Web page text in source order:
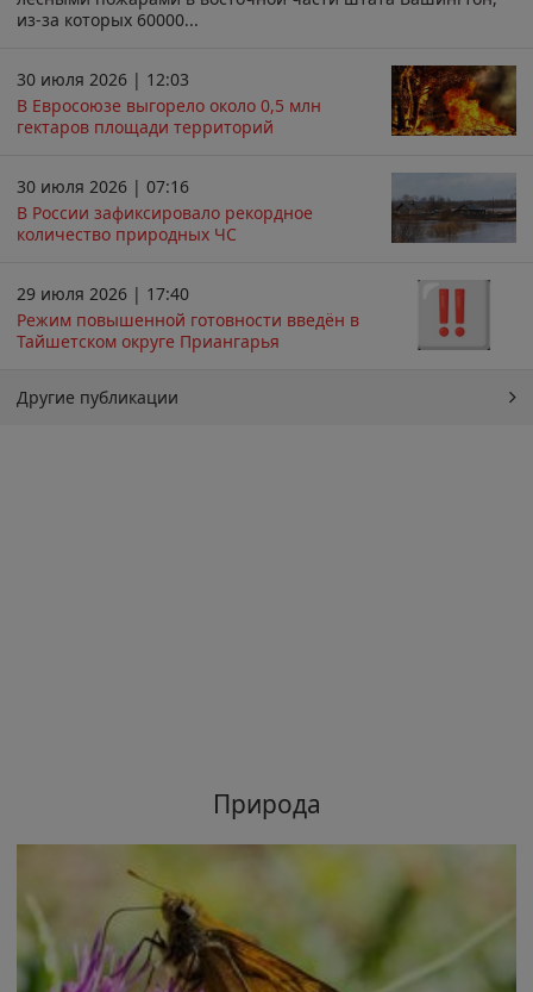
из-за которых 60000...
30 июля 2026 | 12:03
В Евросоюзе выгорело около 0,5 млн
гектаров площади территорий
30 июля 2026 | 07:16
В России зафиксировало рекордное
количество природных ЧС
29 июля 2026 | 17:40
Режим повышенной готовности введён в
Тайшетском округе Приангарья
Другие публикации
Природа